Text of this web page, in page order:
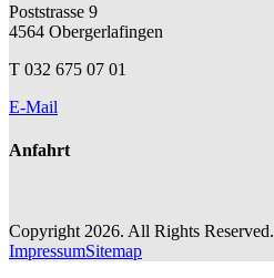
Poststrasse 9
4564 Obergerlafingen
T 032 675 07 01
E-Mail
Anfahrt
Copyright 2026. All Rights Reserved.
ImpressumSitemap